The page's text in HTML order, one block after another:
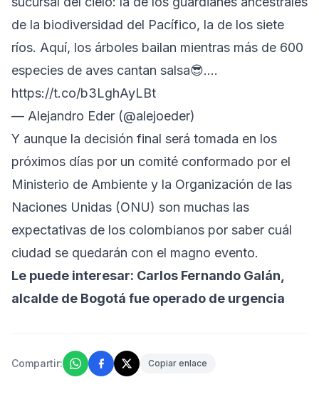
de la biodiversidad del Pacífico, la de los siete
ríos. Aquí, los árboles bailan mientras más de 600
especies de aves cantan salsa😎.…
https://t.co/b3LghAyLBt
— Alejandro Eder (@alejoeder)
Y aunque la decisión final será tomada en los
próximos días por un comité conformado por el
Ministerio de Ambiente y la Organización de las
Naciones Unidas (ONU) son muchas las
expectativas de los colombianos por saber cuál
ciudad se quedarán con el magno evento.
Le puede interesar: Carlos Fernando Galán,
alcalde de Bogotá fue operado de urgencia
Compartir: Copiar enlace